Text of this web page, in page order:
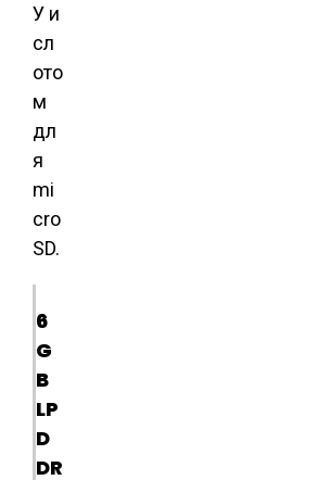
У и
сл
ото
м
дл
я
mi
cro
SD.
6
G
B
LP
D
DR